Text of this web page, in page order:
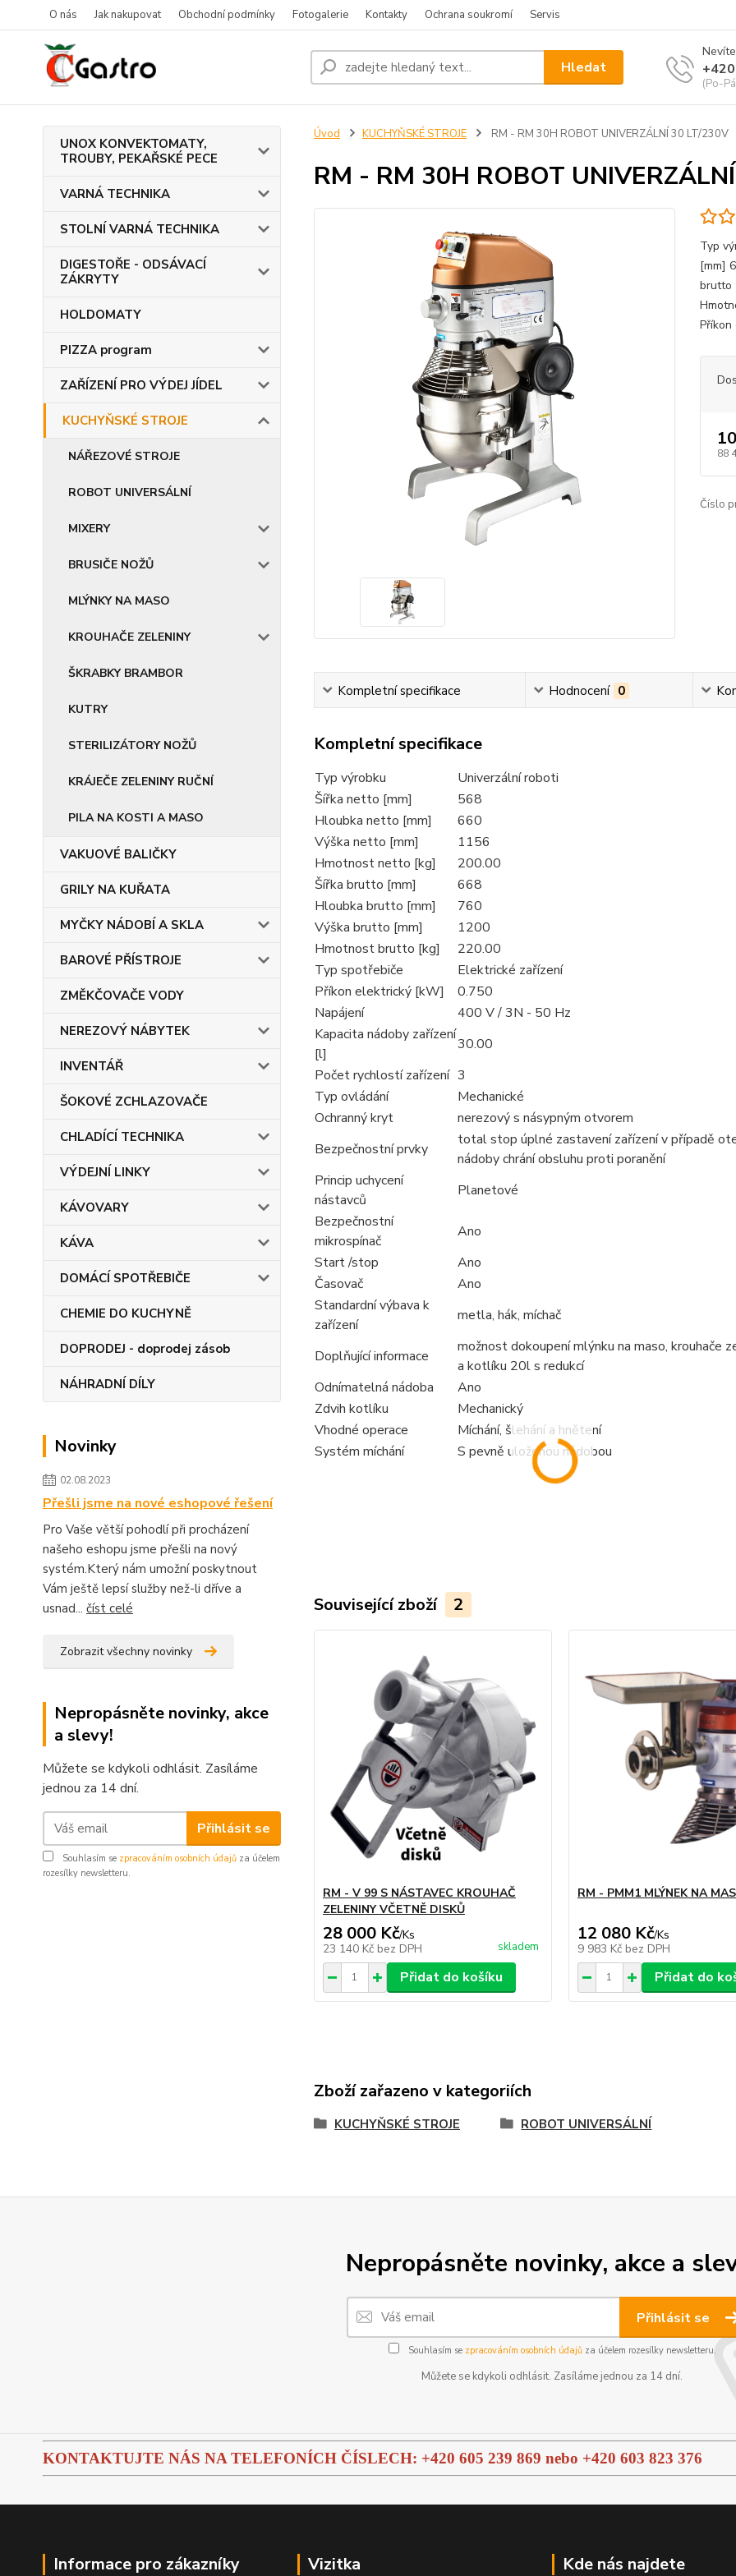
O nás Jak nakupovat Obchodní podmínky Fotogalerie Kontakty Ochrana soukromí Servis
Hledat
(Po-
UNOX KONVEKTOMATY,
TROUBY, PEKAŘSKÉ PECE
VARNÁ TECHNIKA
STOLNÍ VARNÁ TECHNIKA
DIGESTOŘE - ODSÁVACÍ
ZÁKRYTY
HOLDOMATY
PIZZA program
ZAŘÍZENÍ PRO VÝDEJ JÍDEL
KUCHYŇSKÉ STROJE
NÁŘEZOVÉ STROJE
ROBOT UNIVERSÁLNÍ
MIXERY
BRUSIČE NOŽŮ
MLÝNKY NA MASO
KROUHAČE ZELENINY
ŠKRABKY BRAMBOR
KUTRY
STERILIZÁTORY NOŽŮ
KRÁJEČE ZELENINY RUČNÍ
PILA NA KOSTI A MASO
VAKUOVÉ BALIČKY
GRILY NA KUŘATA
MYČKY NÁDOBÍ A SKLA
BAROVÉ PŘÍSTROJE
ZMĚKČOVAČE VODY
NEREZOVÝ NÁBYTEK
INVENTÁŘ
ŠOKOVÉ ZCHLAZOVAČE
CHLADÍCÍ TECHNIKA
VÝDEJNÍ LINKY
KÁVOVARY
KÁVA
DOMÁCÍ SPOTŘEBIČE
CHEMIE DO KUCHYNĚ
DOPRODEJ - doprodej zásob
NÁHRADNÍ DÍLY
Novinky
02.08.2023
Přešli jsme na nové eshopové řešení
Pro Vaše větší pohodlí při procházení
našeho eshopu jsme přešli na nový
systém.Který nám umožní poskytnout
Vám ještě lepsí služby než-li dříve a
usnad... číst celé
Zobrazit všechny novinky
Nepropásněte novinky, akce
a slevy!
Můžete se kdykoli odhlásit. Zasíláme
jednou za 14 dní.
Přihlásit se
Souhlasím se zpracováním osobních údajů za účelem
rozesílky newsletteru.
Úvod KUCHYŇSKÉ STROJE RM - RM 30H ROBOT UNIVERZÁLNÍ 30 LT/230V
RM - RM 30H ROBOT
Typ
[mm]
brutto
Příkon
88
Číslo
Kompletní specifikace Hodnocení 0
Kompletní specifikace
Typ výrobku
Univerzální roboti
Šířka netto [mm]
568
Hloubka netto [mm]
660
Výška netto [mm]
1156
Hmotnost netto [kg]
200.00
Šířka brutto [mm]
668
Hloubka brutto [mm]
760
Výška brutto [mm]
1200
Hmotnost brutto [kg]
220.00
Typ spotřebiče
Elektrické zařízení
Příkon elektrický [kW]
0.750
Napájení
400 V / 3N - 50 Hz
Kapacita nádoby zařízení
[l]
30.00
Počet rychlostí zařízení 3
Typ ovládání
Mechanické
Ochranný kryt
nerezový s násypným otvorem
Bezpečnostní prvky
total stop úplné zastavení zařízení v případě
nádoby chrání obsluhu proti poranění
Princip uchycení
nástavců
Planetové
Bezpečnostní
mikrospínač
Ano
Start /stop
Ano
Časovač
Ano
Standardní výbava k
zařízení
metla, hák, míchač
Doplňující informace
možnost dokoupení mlýnku na maso, krouhače
a kotlíku 20l s redukcí
Odnímatelná nádoba
Ano
Zdvih kotlíku
Mechanický
Vhodné operace
Míchání, šlehání a hnětení
Systém míchání
S pevně uloženou nádobou
Související zboží 2
RM - V 99 S NÁSTAVEC KROUHAČ
ZELENINY VČETNĚ DISKŮ
28 000 Kč/Ks
23 140 Kč bez DPH skladem
Přidat do košíku
RM - PMM1 MLÝNEK NA
12 080 Kč/Ks
9 983 Kč bez DPH
Přidat do
Zboží zařazeno v kategoriích
KUCHYŇSKÉ STROJE ROBOT UNIVERSÁLNÍ
Nepropásněte novinky, akce a
Přihlásit se
Souhlasím se zpracováním osobních údajůza účelem rozesílky newsletteru.
Můžete se kdykoli odhlásit. Zasíláme jednou za 14 dní.
KONTAKTUJTE NÁS NA TELEFONÍCH ČÍSLECH: +420 605 239 869 nebo +420 603 823 376
Informace pro zákazníky Vizitka Kde nás najdete